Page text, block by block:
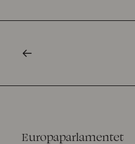
Europaparlamentet